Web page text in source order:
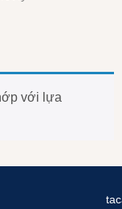
với lựa